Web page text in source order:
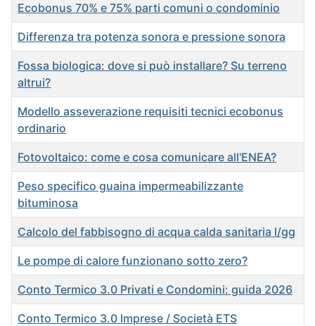
Ecobonus 70% e 75% parti comuni o condominio
Differenza tra potenza sonora e pressione sonora
Fossa biologica: dove si può installare? Su terreno
altrui?
Modello asseverazione requisiti tecnici ecobonus
ordinario
Fotovoltaico: come e cosa comunicare all'ENEA?
Peso specifico guaina impermeabilizzante
bituminosa
Calcolo del fabbisogno di acqua calda sanitaria l/gg
Le pompe di calore funzionano sotto zero?
Conto Termico 3.0 Privati e Condomini: guida 2026
Conto Termico 3.0 Imprese / Società ETS